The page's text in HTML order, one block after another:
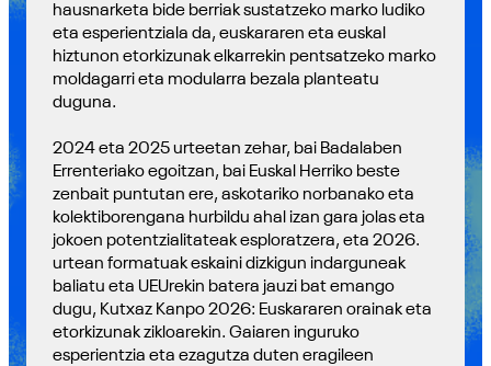
hausnarketa bide berriak sustatzeko marko ludiko
eta esperientziala da, euskararen eta euskal
hiztunon etorkizunak elkarrekin pentsatzeko marko
moldagarri eta modularra bezala planteatu
duguna.
2024 eta 2025 urteetan zehar, bai Badalaben
Errenteriako egoitzan, bai Euskal Herriko beste
zenbait puntutan ere, askotariko norbanako eta
kolektiborengana hurbildu ahal izan gara jolas eta
jokoen potentzialitateak esploratzera, eta 2026.
urtean formatuak eskaini dizkigun indarguneak
baliatu eta UEUrekin batera jauzi bat emango
dugu, Kutxaz Kanpo 2026: Euskararen orainak eta
etorkizunak zikloarekin. Gaiaren inguruko
esperientzia eta ezagutza duten eragileen